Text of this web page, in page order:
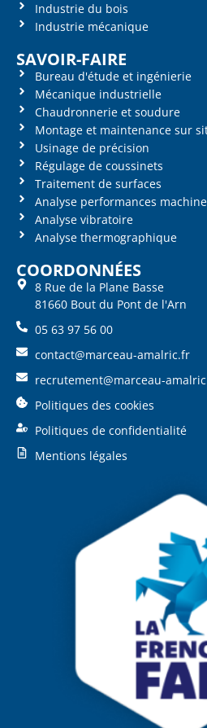
Industrie du bois
Industrie mécanique
SAVOIR-FAIRE
Bureau d'étude et ingénierie
Mécanique industrielle
Chaudronnerie et soudure
Montage et maintenance sur
Usinage de précision
Régulage de coussinets
Traitement de surfaces
Analyse performances
Analyse vibratoire
Analyse thermographique
COORDONNÉES
8 Rue de la Plane Basse
81660 Bout du Pont de l'Arn
05 63 97 56 00
contact@marceau-amalric.fr
recrutement@marceau-
Politiques des cookies
Politiques de confidentialité
Mentions légales